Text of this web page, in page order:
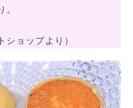
。
ショップより）